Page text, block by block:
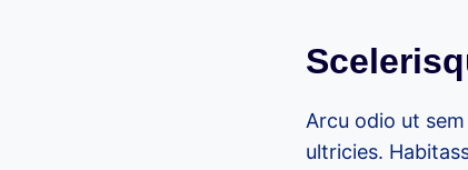
Arcu odio ut
ultricies.